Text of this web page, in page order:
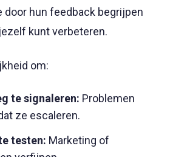
hun feedback begrijpen
kunt verbeteren.
om:
te signaleren: Problemen
ze escaleren.
testen: Marketing of